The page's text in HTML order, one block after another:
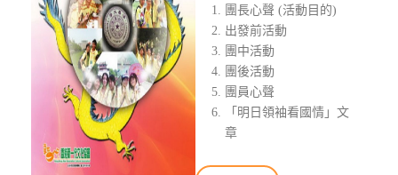
團長心聲 (活動目的)
出發前活動
團中活動
團後活動
團員心聲
「明日領袖看國情」文
章